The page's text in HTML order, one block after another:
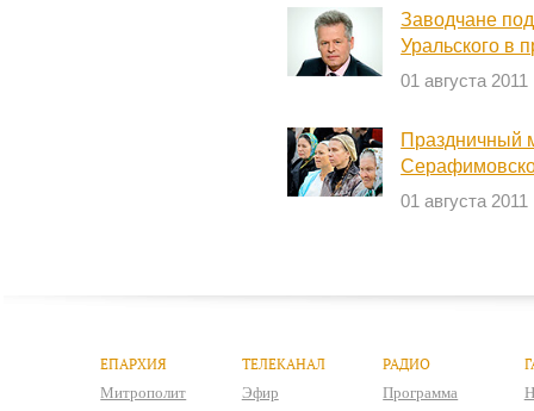
Заводчане
Уральского в
01 августа 2011
Праздничный
01 августа 2011
ЕПАРХИЯ
Митрополит
ТЕЛЕКАНАЛ
Эфир
РАДИО
Программа